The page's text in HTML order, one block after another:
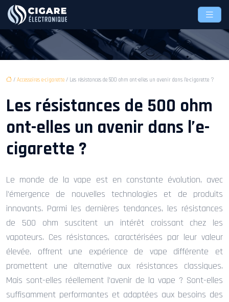
/ Accessoires e-cigarette / Les résistances de 500 ohm ont-elles un avenir dans l’e-cigarette ?
Les résistances de 500 ohm
ont-elles un avenir dans l’e-
cigarette ?
Le monde de la vape est en constante évolution, avec
l’émergence de nouvelles technologies et de produits
innovants. Parmi les dernières tendances, les résistances
de 500 ohm suscitent un intérêt croissant chez les
vapoteurs. Ces résistances, caractérisées par leur valeur
élevée, offrent une expérience de vape différente et
promettent une alternative aux résistances classiques.
Mais sont-elles réellement l’avenir de la vape ? Sont-elles
suffisamment performantes et adaptées aux besoins des